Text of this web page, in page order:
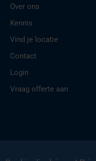
Over ons
Kennis
Vind je locatie
Contact
Login
Vraag offerte aan